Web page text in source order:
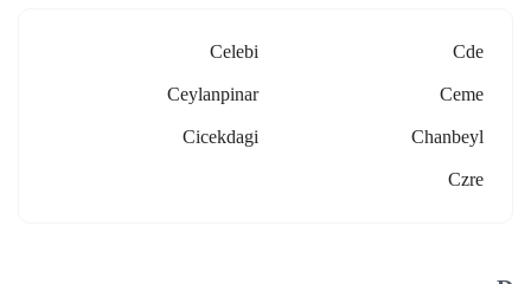
Cde
Celebi
Ceme
Ceylanpinar
Chanbeyl
Cicekdagi
Czre